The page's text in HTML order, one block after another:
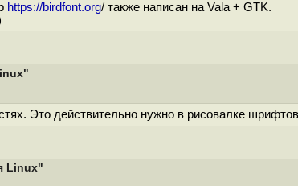
https://birdfont.org/ также написан на Vala + GTK.
Это действительно нужно в рисовалке
Linux"